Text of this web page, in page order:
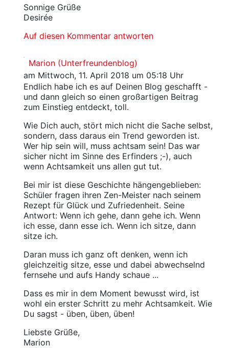
Sonnige Grüße
Desirée
Auf diesen Kommentar antworten
Marion (Unterfreundenblog)
am Mittwoch, 11. April 2018 um 05:18 Uhr
Endlich habe ich es auf Deinen Blog geschafft -
und dann gleich so einen großartigen Beitrag
zum Einstieg entdeckt, toll.
Wie Dich auch, stört mich nicht die Sache selbst,
sondern, dass daraus ein Trend geworden ist.
Wer hip sein will, muss achtsam sein! Das war
sicher nicht im Sinne des Erfinders ;-), auch
wenn Achtsamkeit uns allen gut tut.
Bei mir ist diese Geschichte hängengeblieben:
Schüler fragen ihren Zen-Meister nach seinem
Rezept für Glück und Zufriedenheit. Seine
Antwort: Wenn ich gehe, dann gehe ich. Wenn
ich esse, dann esse ich. Wenn ich sitze, dann
sitze ich.
Daran muss ich ganz oft denken, wenn ich
gleichzeitig sitze, esse und dabei abwechselnd
fernsehe und aufs Handy schaue ...
Dass es mir in dem Moment bewusst wird, ist
wohl ein erster Schritt zu mehr Achtsamkeit. Wie
Du sagst - üben, üben, üben!
Liebste Grüße,
Marion